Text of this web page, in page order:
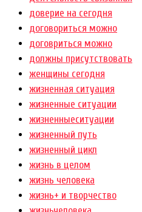
доверие на сегодня
договориться можно
договриться можно
должны присутствовать
женщины сегодня
жизненная ситуация
жизненные ситуации
жизненныеситуации
жизненный путь
жизненный цикл
жизнь в целом
жизнь человека
жизнь+ и творчество